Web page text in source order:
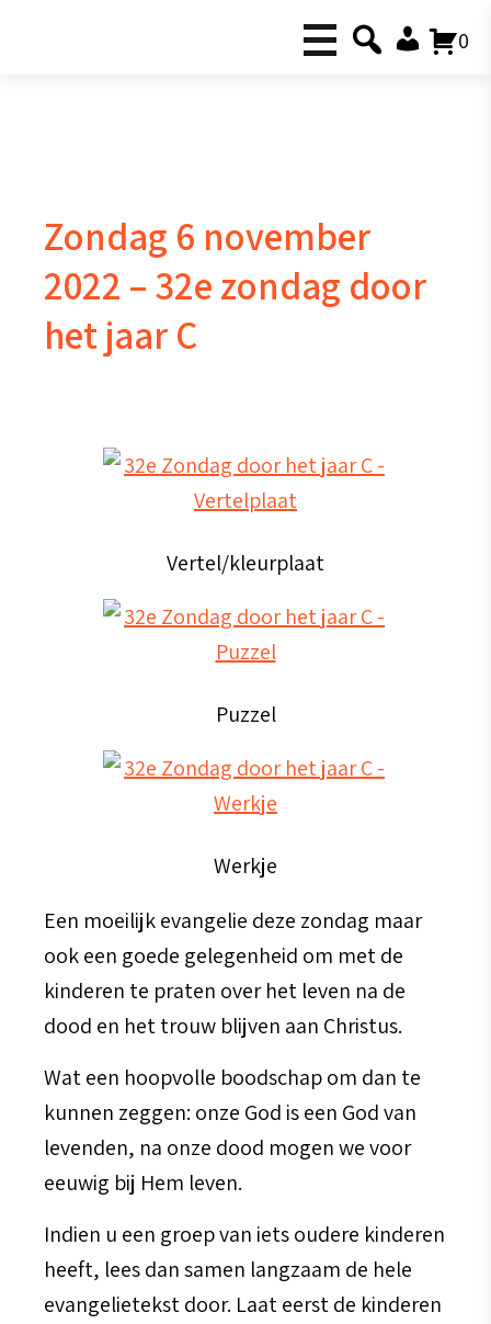
0
Zondag 6 november
2022 – 32e zondag door
het jaar C
Vertel/kleurplaat
Puzzel
Werkje
Een moeilijk evangelie deze zondag maar
ook een goede gelegenheid om met de
kinderen te praten over het leven na de
dood en het trouw blijven aan Christus.
Wat een hoopvolle boodschap om dan te
kunnen zeggen: onze God is een God van
levenden, na onze dood mogen we voor
eeuwig bij Hem leven.
Indien u een groep van iets oudere kinderen
heeft, lees dan samen langzaam de hele
evangelietekst door. Laat eerst de kinderen